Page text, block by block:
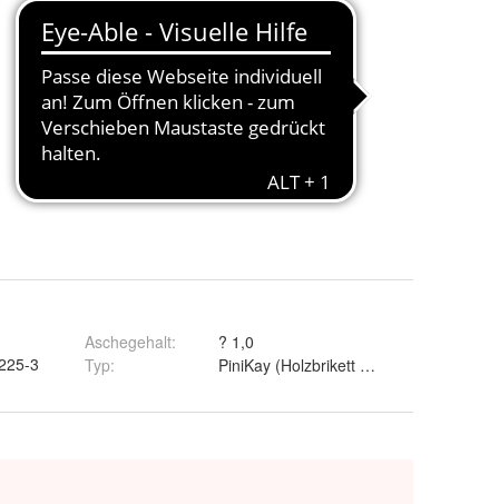
3
Aschegehalt:
? 1,0
Typ: PiniKay (Holzbrikett mit Loch)